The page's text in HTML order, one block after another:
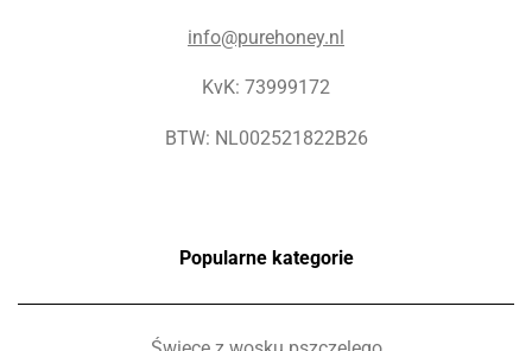
info@purehoney.nl
KvK: 73999172
BTW: NL002521822B26
Popularne kategorie